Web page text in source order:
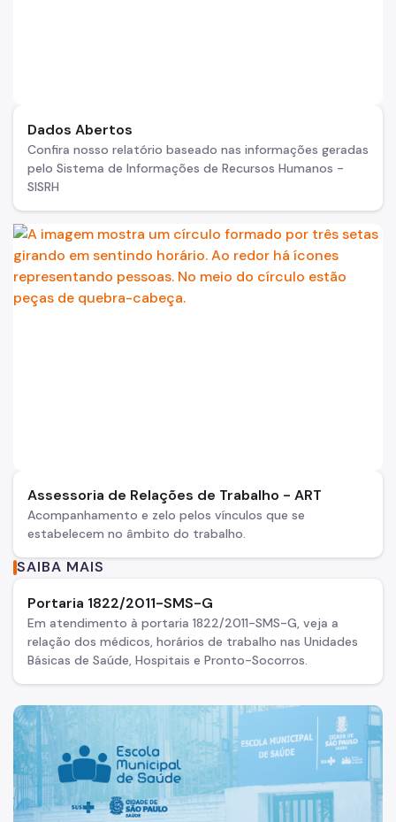
Dados Abertos
Confira nosso relatório baseado nas informações geradas
pelo Sistema de Informações de Recursos Humanos -
SISRH
Assessoria de Relações de Trabalho - ART
Acompanhamento e zelo pelos vínculos que se
estabelecem no âmbito do trabalho.
SAIBA MAIS
Portaria 1822/2011-SMS-G
Em atendimento à portaria 1822/2011-SMS-G, veja a
relação dos médicos, horários de trabalho nas Unidades
Básicas de Saúde, Hospitais e Pronto-Socorros.